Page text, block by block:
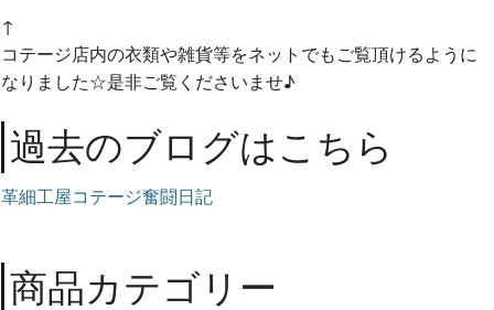
↑
コテージ店内の衣類や雑貨等をネットでもご覧頂けるように
なりました☆是非ご覧くださいませ♪
過去のブログはこちら
革細工屋コテージ奮闘日記
商品カテゴリー